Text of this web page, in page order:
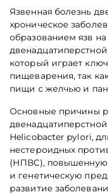
Язвенная болезнь
хроническое
образованием язв
который играет
пищеварения, так
пищи с желчью и
Основные причины
Helicobacter pylori,
нестероидных
(НПВС), повышенную
и генетическую
развитие